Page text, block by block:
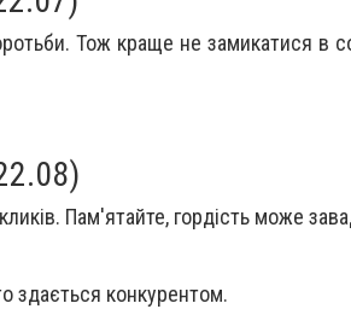
Тож краще не замикатися в
Пам'ятайте, гордість може
здається конкурентом.